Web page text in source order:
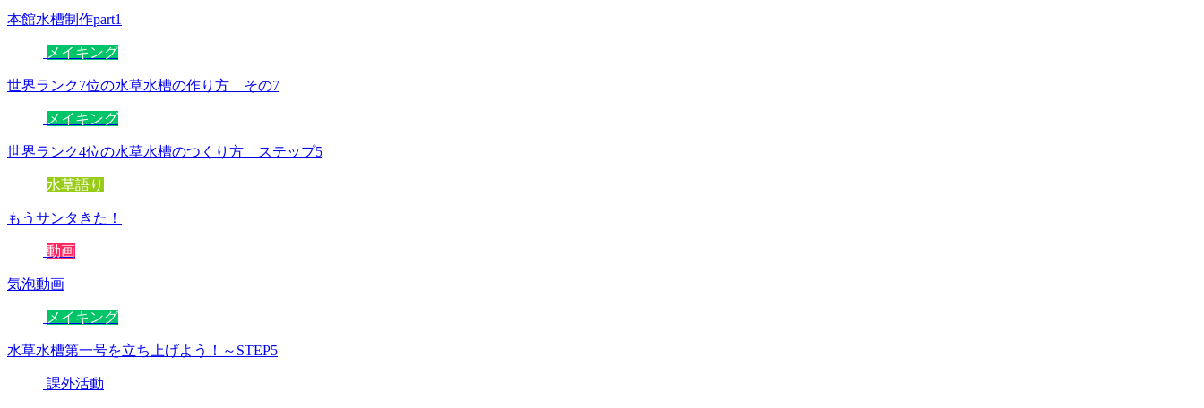
本館水槽制作part1
メイキング
世界ランク7位の水草水槽の作り方 その7
メイキング
世界ランク4位の水草水槽のつくり方 ステップ5
水草語り
もうサンタきた！
動画
気泡動画
メイキング
水草水槽第一号を立ち上げよう！～STEP5
課外活動